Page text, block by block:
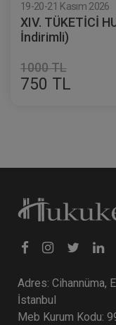
19-20-21 Kasım 2026
XIV. TÜKETİCİ
İndirimli)
1000 TL
750 TL
Adres: Cihannüma,
İstanbul
Meb Kurum Kodu: